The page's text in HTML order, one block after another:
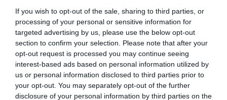
If you wish to opt-out of the sale, sharing to third parties, or
processing of your personal or sensitive information for
targeted advertising by us, please use the below opt-out
section to confirm your selection. Please note that after your
opt-out request is processed you may continue seeing
interest-based ads based on personal information utilized by
us or personal information disclosed to third parties prior to
your opt-out. You may separately opt-out of the further
disclosure of your personal information by third parties on the
Atouts de l’hôtel :
le bâtiment historique, la
décoration soignée, les piscines, le spa
Budget :€€€€
Prestation :★★★★
Niché dans un spectaculaire monastère renaissance de
La Canée, ce petit hôtel haut de gamme est une très